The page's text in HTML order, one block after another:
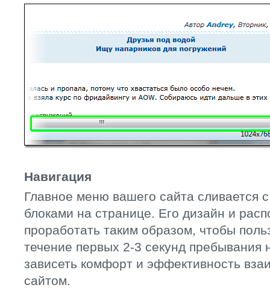
Навигация
Главное меню вашего сайта сливается
блоками на странице. Его дизайн и
проработать таким образом, чтобы
течение первых 2-3 секунд пребывания
зависеть комфорт и эффективность
сайтом.